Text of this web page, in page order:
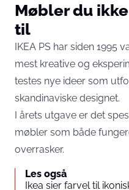
Møbler du
til
IKEA PS har siden 1995
mest kreative og
testes nye ideer som
skandinaviske designet.
I årets utgave er det
møbler som både
overrasker.
Les også
Ikea sier farvel til